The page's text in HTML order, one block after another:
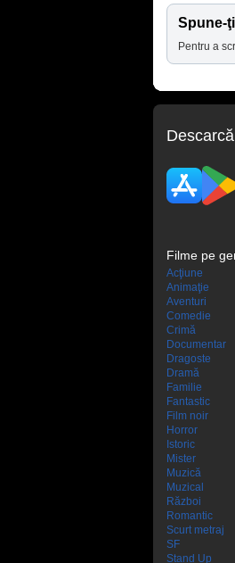
Spune-
Pentru a
Filme pe
Acţiune
Animaţie
Aventuri
Comedie
Crimă
Documentar
Dragoste
Dramă
Familie
Fantastic
Film noir
Horror
Istoric
Mister
Muzică
Muzical
Război
Romantic
Scurt metraj
SF
Stand Up